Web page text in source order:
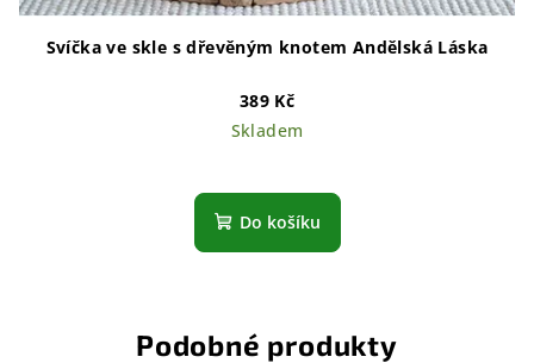
Svíčka ve skle s dřevěným knotem Andělská Láska
389 Kč
Skladem
hodnocení
produktu
hvězdiček.
Do košíku
Podobné produkty